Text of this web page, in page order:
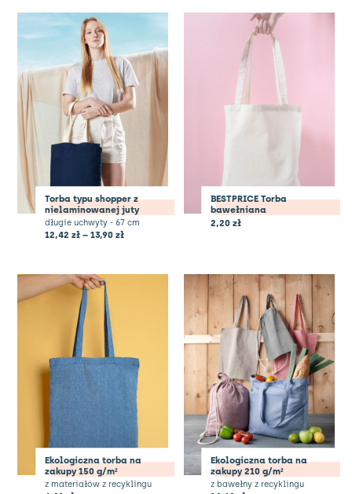
Torba typu shopper z
nielaminowanej juty
długie uchwyty - 67 cm
12,42 zł– 13,90 zł
BESTPRICE Torba
bawełniana
2,20zł
Ekologiczna torba na
zakupy 150 g/m²
z materiałów z recyklingu
Ekologiczna torba na
zakupy 210 g/m²
z bawełny z recyklingu